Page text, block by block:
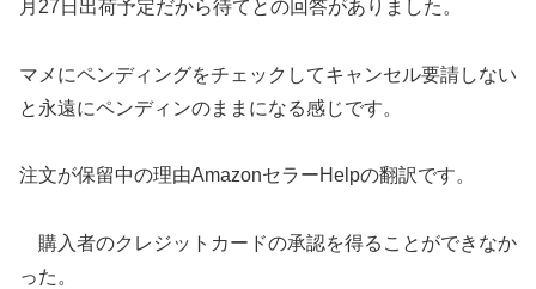
月27日出荷予定だから待てとの回答がありました。
マメにペンディングをチェックしてキャンセル要請しない
と永遠にペンディンのままになる感じです。
注文が保留中の理由AmazonセラーHelpの翻訳です。
購入者のクレジットカードの承認を得ることができなか
った。